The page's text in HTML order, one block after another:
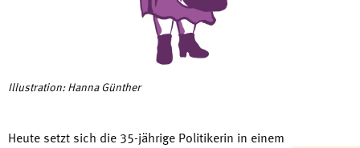
Illustration: Hanna Günther
Heute setzt sich die 35-jährige Politikerin in einem